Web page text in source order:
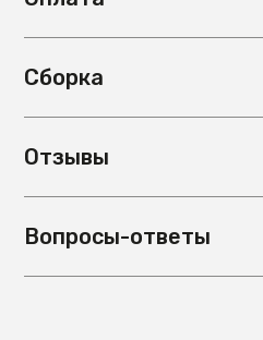
Сборка
Отзывы
Вопросы-ответы